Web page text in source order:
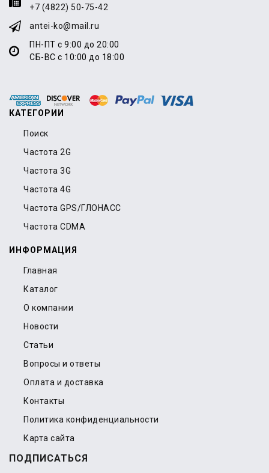
+7 (4822) 50-75-42
antei-ko@mail.ru
ПН-ПТ с 9:00 до 20:00
СБ-ВС с 10:00 до 18:00
КАТЕГОРИИ
Поиск
Частота 2G
Частота 3G
Частота 4G
Частота GPS/ГЛОНАСС
Частота CDMA
ИНФОРМАЦИЯ
Главная
Каталог
О компании
Новости
Статьи
Вопросы и ответы
Оплата и доставка
Контакты
Политика конфиденциальности
Карта сайта
ПОДПИСАТЬСЯ